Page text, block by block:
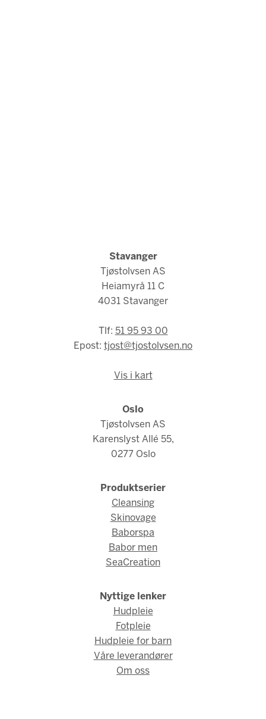
Stavanger
Tjøstolvsen AS
Heiamyrå 11 C
4031 Stavanger
Tlf: 51 95 93 00
Epost: tjost@tjostolvsen.no
Vis i kart
Oslo
Tjøstolvsen AS
Karenslyst Allé 55,
0277 Oslo
Produktserier
Cleansing
Skinovage
Baborspa
Babor men
SeaCreation
Nyttige lenker
Hudpleie
Fotpleie
Hudpleie for barn
Våre leverandører
Om oss